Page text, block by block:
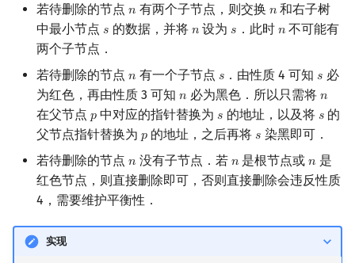
若待删除的节点 𝑛
n 有两个子节点，则交换 𝑛
n 和右子树
中最小节点 𝑠
s 的数据，并将 𝑛
n 设为 𝑠
s ．此时 𝑛
n 不可能有
两个子节点．
若待删除的节点 𝑛
n 有一个子节点 𝑠
s ．由性质 4 可知 𝑠
s 必
为红色，再由性质 3 可知 𝑛
n 必为黑色．所以只需将 𝑛
n
在父节点 𝑝
p 中对应的指针替换为 𝑠
s 的地址，以及将 𝑠
s 的
父节点指针替换为 𝑝
p 的地址，之后再将 𝑠
s 染黑即可．
若待删除的节点 𝑛
n 没有子节点．若 𝑛
n 是根节点或𝑛
n 是
红色节点，则直接删除即可，否则直接删除会违反性质
4，需要维护平衡性．
实现